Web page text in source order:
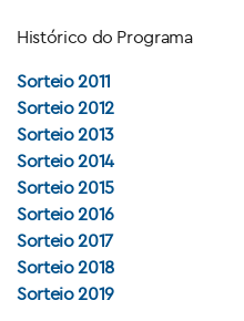
Histórico do Programa
Sorteio 2011
Sorteio 2012
Sorteio 2013
Sorteio 2014
Sorteio 2015
Sorteio 2016
Sorteio 2017
Sorteio 2018
Sorteio 2019